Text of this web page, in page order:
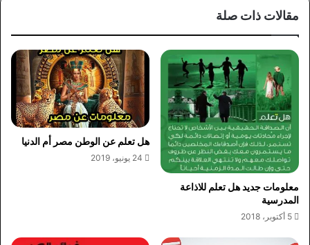
مقالات ذات صلة
معلومات جديد هل تعلم للاذاعة
المدرسية
5 أكتوبر، 2018
هل تعلم عن الوطن مصر أم الدنيا
24 يونيو، 2019